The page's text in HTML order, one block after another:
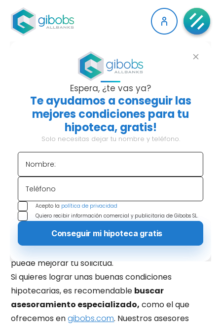
Espera, ¿te vas ya?
Te ayudamos a conseguir las
mejores condiciones para tu
hipoteca, gratis!
Solo necesitas dejar tu nombre y teléfono.
Nombre:
Teléfono
Acepto la política de privacidad
Quiero recibir información comercial y publicitaria de Gibobs SL.
¿ERES AUTÓNOMO?
ASÍ ES COMO PUEDES
CONSEGUIR TU
HIPOTECA
Para conseguir una hipoteca siendo eres
autónomo necesitas demostrar que tienes
estabilidad financiera y una capacidad de
pago.Los bancos suelen pedir al menos dos años
de actividad como autónomo, declaraciones de la
renta recientes, extractos bancarios y un historial
de ingresos constante. Además, presentar
contratos estables o facturas recurrentes
puede mejorar tu solicitud.
Si quieres lograr unas buenas condiciones
hipotecarias, es recomendable buscar
asesoramiento especializado, como el que
ofrecemos engibobs.com. Nuestros asesores